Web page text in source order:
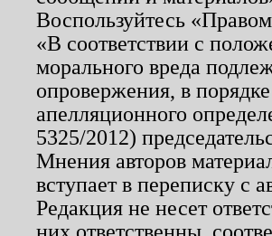
Воспользуйтесь
«В соответствии с
морального вреда
опровержения, в
апелляционного
5325/2012)
Мнения авторов
вступает в переписку с
Редакция не несет
них ответственны,